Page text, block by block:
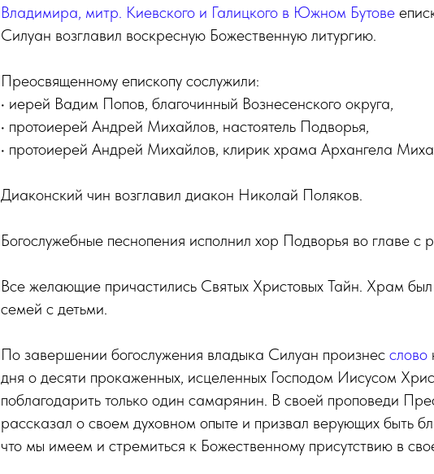
Владимира, митр. Киевского и Галицкого в Южном Бутове
Силуан возглавил воскресную Божественную литургию.
Преосвященному епископу сослужили:
• иерей Вадим Попов, благочинный Вознесенского округа,
• протоиерей Андрей Михайлов, настоятель Подворья,
• протоиерей Андрей Михайлов, клирик храма Архангела
Диаконский чин возглавил диакон Николай Поляков.
Богослужебные песнопения исполнил хор Подворья во главе с
Все желающие причастились Святых Христовых Тайн. Храм был
семей с детьми.
По завершении богослужения владыка Силуан произнес слово
дня о десяти прокаженных, исцеленных Господом Иисусом
поблагодарить только один самарянин. В своей проповеди
рассказал о своем духовном опыте и призвал верующих быть
что мы имеем и стремиться к Божественному присутствию в